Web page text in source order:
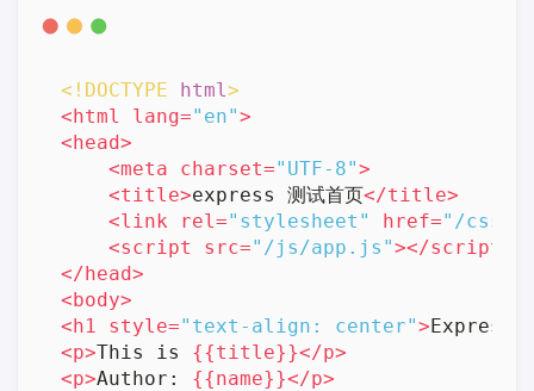
<!DOCTYPE html>
<html lang="en">
<head>
<meta charset="UTF-8">
<title>express 测试首页</title>
<link rel="stylesheet" href="/css/
<script src="/js/app.js"></script
</head>
<body>
<h1 style="text-align: center">Express
<p>This is {{title}}</p>
<p>Author: {{name}}</p>